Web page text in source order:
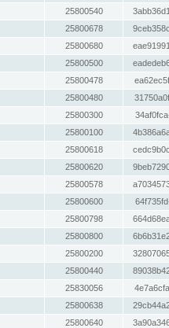
25800540
25800678
25800680
25800500
25800478
25800480
25800300
25800100
25800618
25800620
25800578
25800600
25800798
25800800
25800200
25800440
25830056
25800638
25800640